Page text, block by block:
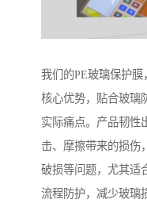
我们的PE玻璃保护膜
核心优势，贴合玻璃
实际痛点。产品韧性
击、摩擦带来的损伤
破损等问题，尤其适
流程防护，减少玻璃